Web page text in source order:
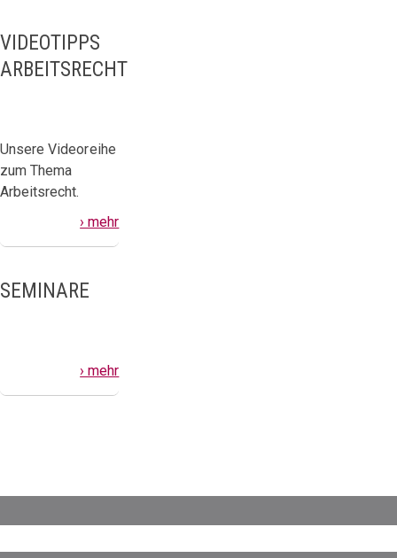
VIDEOTIPPS
ARBEITSRECHT
Unsere Videoreihe
zum Thema
Arbeitsrecht.
› mehr
SEMINARE
› mehr